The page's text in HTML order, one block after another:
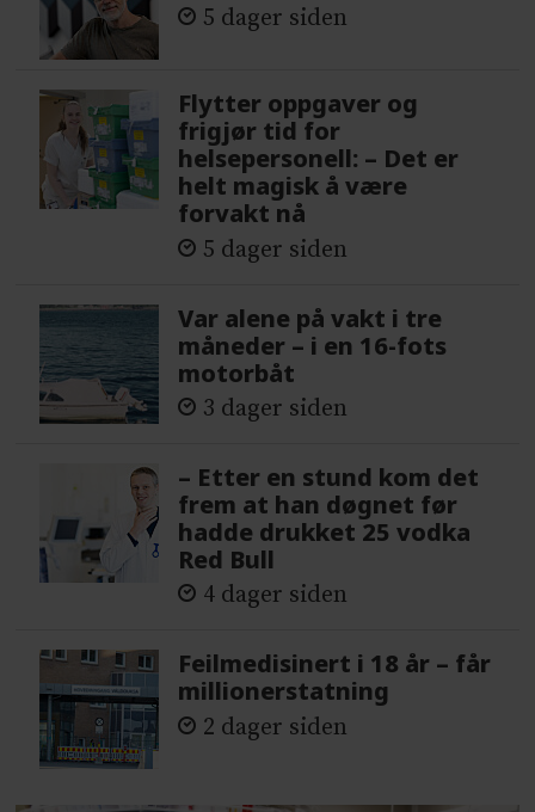
5 dager siden
Flytter oppgaver og
frigjør tid for
helsepersonell: – Det er
helt magisk å være
forvakt nå
5 dager siden
Var alene på vakt i tre
måneder – i en 16-fots
motorbåt
3 dager siden
– Etter en stund kom det
frem at han døgnet før
hadde drukket 25 vodka
Red Bull
4 dager siden
Feilmedisinert i 18 år – får
millionerstatning
2 dager siden